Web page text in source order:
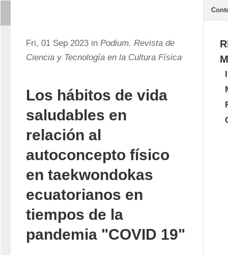
Fri, 01 Sep 2023 in Podium. Revista de
Ciencia y Tecnología en la Cultura Física
Los hábitos de vida
saludables en
relación al
autoconcepto físico
en taekwondokas
ecuatorianos en
tiempos de la
pandemia "COVID 19"